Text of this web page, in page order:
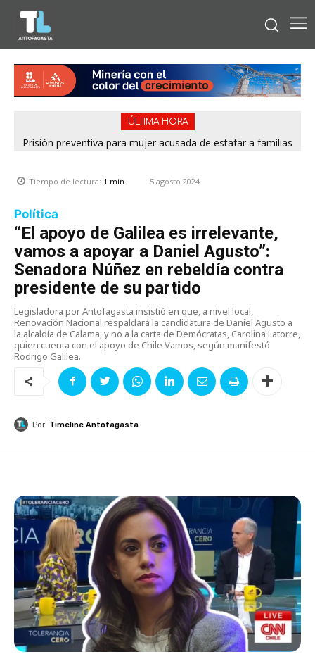
ÚLTIMA HORA
Prisión preventiva para mujer acusada de estafar a familias
Tiempo de lectura: 1 min. 5 agosto 2024
Política
“El apoyo de Galilea es irrelevante,
vamos a apoyar a Daniel Agusto”:
Senadora Núñez en rebeldía contra
presidente de su partido
Legisladora por Antofagasta insistió en que, a nivel local,
Renovación Nacional respaldará la candidatura de Daniel Agusto a
la alcaldía de Calama, y no a la carta de Demócratas, Carolina Latorre,
quien cuenta con el apoyo de Chile Vamos, según manifestó
Rodrigo Galilea.
Por Timeline Antofagasta